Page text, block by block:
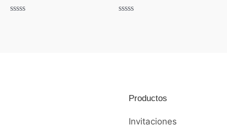
Productos
Invitaciones